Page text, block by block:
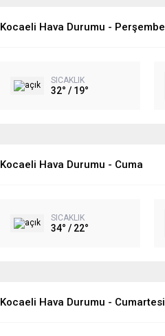
Kocaeli Hava Durumu - Perşembe
SICAKLIK
32° / 19°
Kocaeli Hava Durumu - Cuma
SICAKLIK
34° / 22°
Kocaeli Hava Durumu - Cumartesi